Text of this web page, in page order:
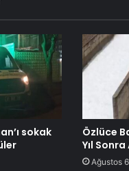
sokak
Özlüce
Yıl Sonra
Ağustos